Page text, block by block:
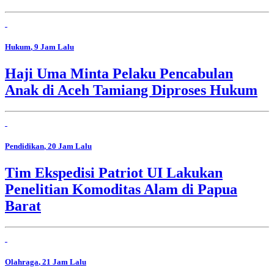
Hukum, 9 Jam Lalu
Haji Uma Minta Pelaku Pencabulan
Anak di Aceh Tamiang Diproses Hukum
Pendidikan, 20 Jam Lalu
Tim Ekspedisi Patriot UI Lakukan
Penelitian Komoditas Alam di Papua
Barat
Olahraga, 21 Jam Lalu